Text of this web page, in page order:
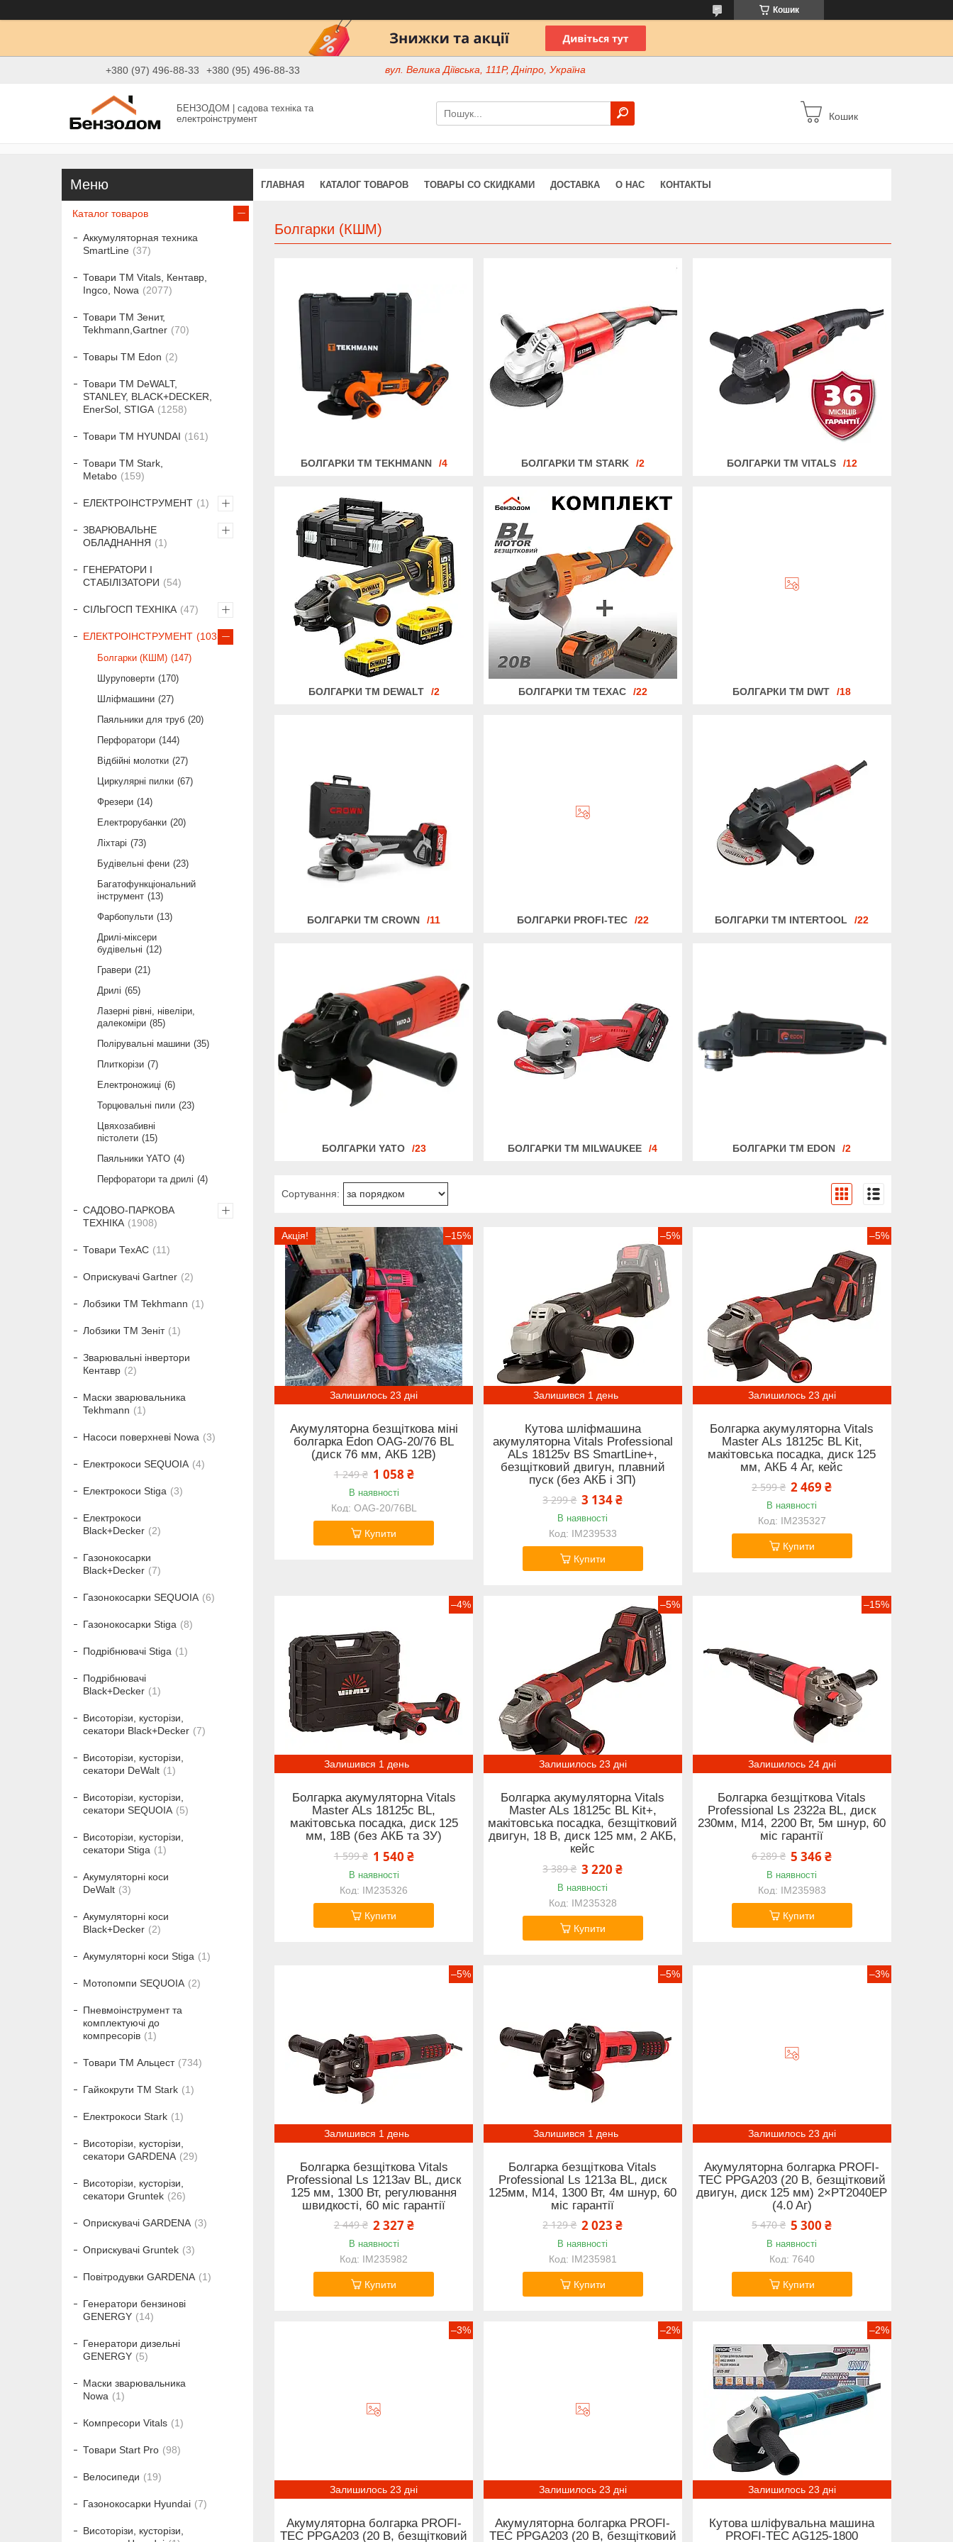
Кошик
+380 (97) 496-88-33 +380 (95) 496-88-33 вул. Велика Діївська, 111Р, Дніпро, Україна
БЕНЗОДОМ | садова техніка та
електроінструмент
Кошик
ГЛАВНАЯ КАТАЛОГ ТОВАРОВ ТОВАРЫ СО СКИДКАМИ ДОСТАВКА О НАС КОНТАКТЫ
Болгарки (КШМ)
БОЛГАРКИ ТМ TEKHMANN 4 БОЛГАРКИ ТМ STARK 2 БОЛГАРКИ ТМ VITALS 12
БОЛГАРКИ ТМ DEWALT 2 БОЛГАРКИ ТМ ТЕХАС 22 БОЛГАРКИ ТМ DWT 18
БОЛГАРКИ ТМ CROWN 11 БОЛГАРКИ PROFI-TEC 22 БОЛГАРКИ ТМ INTERTOOL 22
БОЛГАРКИ YATO 23 БОЛГАРКИ ТМ MILWAUKEE 4 БОЛГАРКИ ТМ EDON 2
Акція! –15%
Залишилось 23 дні
Акумуляторна безщіткова міні
болгарка Edon OAG-20/76 BL
(диск 76 мм, АКБ 12В)
1 249 ₴ 1 058 ₴
В наявності
OAG-20/76BL
Купити
–5%
Залишився 1 день
Кутова шліфмашина
акумуляторна Vitals Professional
ALs 18125v BS SmartLine+,
безщітковий двигун, плавний
пуск (без АКБ і ЗП)
3 299 ₴ 3 134 ₴
В наявності
IM239533
Купити
–5%
Залишилось 23 дні
Болгарка акумуляторна Vitals
Master ALs 18125c BL Kit,
макітовська посадка, диск 125
мм, АКБ 4 Аг, кейс
2 599 ₴ 2 469 ₴
В наявності
IM235327
Купити
–4%
Залишився 1 день
Болгарка акумуляторна Vitals
Master ALs 18125c BL,
макітовська посадка, диск 125
мм, 18В (без АКБ та ЗУ)
1 599 ₴ 1 540 ₴
В наявності
IM235326
Купити
–5%
Залишилось 23 дні
Болгарка акумуляторна Vitals
Master ALs 18125c BL Kit+,
макітовська посадка, безщітковий
двигун, 18 В, диск 125 мм, 2 АКБ,
кейс
3 389 ₴ 3 220 ₴
В наявності
IM235328
Купити
–15%
Залишилось 24 дні
Болгарка безщіткова Vitals
Professional Ls 2322a BL, диск
230мм, М14, 2200 Вт, 5м шнур, 60
міс гарантії
6 289 ₴ 5 346 ₴
В наявності
IM235983
Купити
–5%
Залишився 1 день
Болгарка безщіткова Vitals
Professional Ls 1213av BL, диск
125 мм, 1300 Вт, регулювання
швидкості, 60 міс гарантії
2 449 ₴ 2 327 ₴
В наявності
IM235982
Купити
–5%
Залишився 1 день
Болгарка безщіткова Vitals
Professional Ls 1213a BL, диск
125мм, М14, 1300 Вт, 4м шнур, 60
міс гарантії
2 129 ₴ 2 023 ₴
В наявності
IM235981
Купити
–3%
Залишилось 23 дні
Акумуляторна болгарка PROFI-
TEC PPGA203 (20 В, безщітковий
двигун, диск 125 мм) 2×PT2040EP
(4.0 Aг)
5 470 ₴ 5 300 ₴
В наявності
7640
Купити
–3%
Залишилось 23 дні
Акумуляторна болгарка PROFI-
TEC PPGA203 (20 В, безщітковий
–2%
Залишилось 23 дні
Акумуляторна болгарка PROFI-
TEC PPGA203 (20 В, безщітковий
–2%
Залишилось 23 дні
Кутова шліфувальна машина
PROFI-TEC AG125-1800
Каталог товаров
Аккумуляторная техника
SmartLine
37
Товари ТМ Vitals, Кентавр,
Ingco, Nowa
2077
Товари ТМ Зенит,
Tekhmann,Gartner
70
Товары ТМ Edon 2
Товари ТМ DeWALT,
STANLEY, BLACK+DECKER,
EnerSol, STIGA
1258
Товари ТМ HYUNDAI 161
Товари ТМ Stark,
Metabo
159
ЕЛЕКТРОІНСТРУМЕНТ 1
ЗВАРЮВАЛЬНЕ
ОБЛАДНАННЯ
1
ГЕНЕРАТОРИ І
СТАБІЛІЗАТОРИ
54
СІЛЬГОСП ТЕХНІКА 47
ЕЛЕКТРОІНСТРУМЕНТ 1035
Болгарки (КШМ)
147
Шуруповерти
170
Шліфмашини 27
Паяльники для труб 20
Перфоратори
144
Відбійні молотки 27
Циркулярні пилки 67
Фрезери
14
Електрорубанки 20
Ліхтарі
73
Будівельні фени 23
Багатофункціональний
інструмент
13
Фарбопульти
13
Дрилі-міксери
будівельні
12
Гравери 21
Дрилі
65
Лазерні рівні, нівеліри,
далекоміри 85
Полірувальні машини 35
Плиткорізи 7
Електроножиці
6
Торцювальні пили 23
Цвяхозабивні
пістолети
15
Паяльники YATO 4
Перфоратори та дрилі
4
САДОВО-ПАРКОВА
ТЕХНІКА
1908
Товари ТехАС 11
Оприскувачі Gartner 2
Лобзики ТМ Tekhmann 1
Лобзики ТМ Зеніт 1
Зварювальні інвертори
Кентавр
2
Маски зварювальника
Tekhmann
1
Насоси поверхневі Nowa 3
Електрокоси SEQUOIA 4
Електрокоси Stiga 3
Електрокоси
Black+Decker
2
Газонокосарки
Black+Decker
7
Газонокосарки SEQUOIA 6
Газонокосарки Stiga 8
Подрібнювачі Stiga 1
Подрібнювачі
Black+Decker
1
Висоторізи, кусторізи,
секатори Black+Decker
7
Висоторізи, кусторізи,
секатори DeWalt
1
Висоторізи, кусторізи,
секатори SEQUOIA
5
Висоторізи, кусторізи,
секатори Stiga
1
Акумуляторні коси
DeWalt
3
Акумуляторні коси
Black+Decker
2
Акумуляторні коси Stiga 1
Мотопомпи SEQUOIA 2
Пневмоінструмент та
комплектуючі до
компресорів
1
Товари ТМ Альцест 734
Гайкокрути ТМ Stark 1
Електрокоси Stark 1
Висоторізи, кусторізи,
секатори GARDENA
29
Висоторізи, кусторізи,
секатори Gruntek
26
Оприскувачі GARDENA 3
Оприскувачі Gruntek 3
Повітродувки GARDENA 1
Генератори бензинові
GENERGY
14
Генератори дизельні
GENERGY
5
Маски зварювальника
Nowa
1
Компресори Vitals 1
Товари Start Pro 98
Велосипеди 19
Газонокосарки Hyundai 7
Висоторізи, кусторізи,